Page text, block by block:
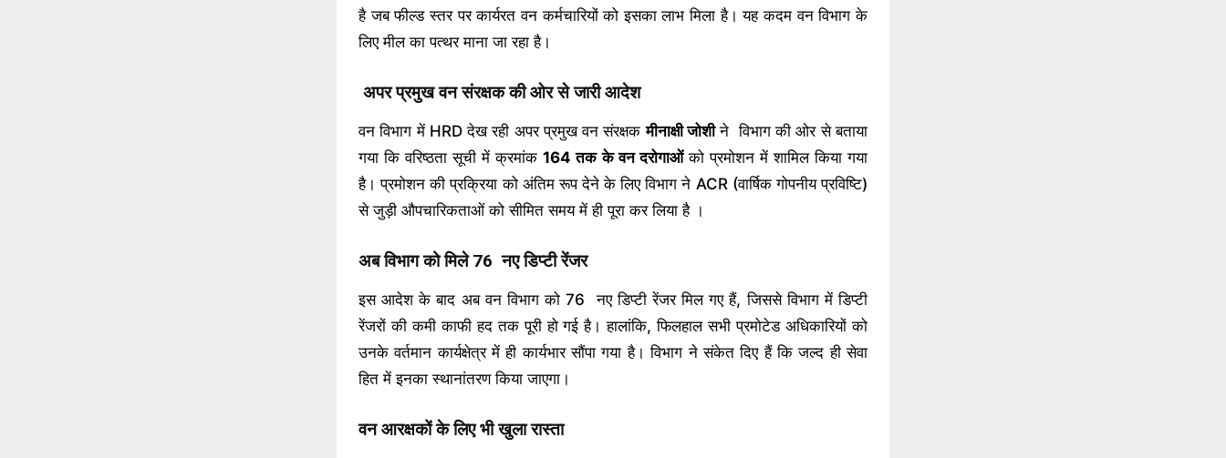
है जब फील्ड स्तर पर कार्यरत वन कर्मचारियों को इसका लाभ मिला है। यह कदम वन विभाग के
लिए मील का पत्थर माना जा रहा है।
अपर प्रमुख वन संरक्षक की ओर से जारी आदेश
वन विभाग में HRD देख रही अपर प्रमुख वन संरक्षकमीनाक्षी जोशीने विभाग की ओर से बताया
गया कि वरिष्ठता सूची में क्रमांक164 तक के वन दरोगाओंको प्रमोशन में शामिल किया गया
है। प्रमोशन की प्रक्रिया को अंतिम रूप देने के लिए विभाग ने ACR (वार्षिक गोपनीय प्रविष्टि)
से जुड़ी औपचारिकताओं को सीमित समय में ही पूरा कर लिया है ।
अब विभाग को मिले 76 नए डिप्टी रेंजर
इस आदेश के बाद अब वन विभाग को 76 नए डिप्टी रेंजर मिल गए हैं, जिससे विभाग में डिप्टी
रेंजरों की कमी काफी हद तक पूरी हो गई है। हालांकि, फिलहाल सभी प्रमोटेड अधिकारियों को
उनके वर्तमान कार्यक्षेत्र में ही कार्यभार सौंपा गया है। विभाग ने संकेत दिए हैं कि जल्द ही सेवा
हित में इनका स्थानांतरण किया जाएगा।
वन आरक्षकों के लिए भी खुला रास्ता